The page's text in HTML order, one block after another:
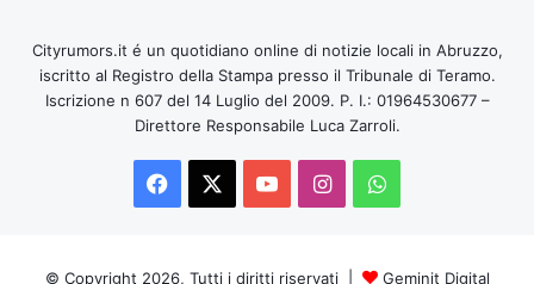
Cityrumors.it é un quotidiano online di notizie locali in Abruzzo,
iscritto al Registro della Stampa presso il Tribunale di Teramo.
Iscrizione n 607 del 14 Luglio del 2009. P. I.: 01964530677 –
Direttore Responsabile Luca Zarroli.
Facebook
You InstagramWhatsApp
© Copyright 2026, Tutti i diritti riservati | Geminit Digital